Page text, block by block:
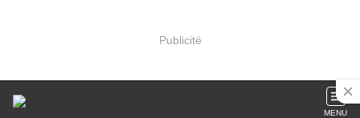
Publicité
MENU